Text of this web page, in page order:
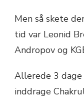
Men så skete
tid var Leonid
Andropov og
Allerede 3
inddrage